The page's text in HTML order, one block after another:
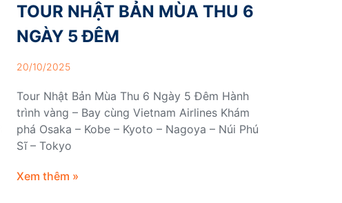
TOUR NHẬT BẢN MÙA THU 6
NGÀY 5 ĐÊM
20/10/2025
Tour Nhật Bản Mùa Thu 6 Ngày 5 Đêm Hành
trình vàng – Bay cùng Vietnam Airlines Khám
phá Osaka – Kobe – Kyoto – Nagoya – Núi Phú
Sĩ – Tokyo
Xem thêm »